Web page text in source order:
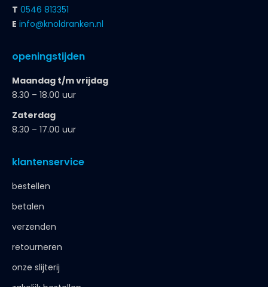
T 0546 813351
E info@knoldranken.nl
openingstijden
Maandag t/m vrijdag
8.30 – 18.00 uur
Zaterdag
8.30 – 17.00 uur
klantenservice
bestellen
betalen
verzenden
retourneren
onze slijterij